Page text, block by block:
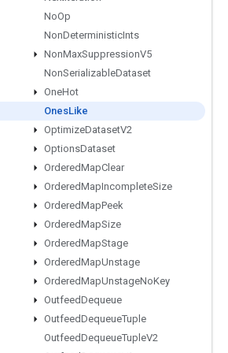
NoOp
NonDeterministicInts
NonMaxSuppressionV5
NonSerializableDataset
OneHot
OnesLike
OptimizeDatasetV2
OptionsDataset
OrderedMapClear
OrderedMapIncompleteSize
OrderedMapPeek
OrderedMapSize
OrderedMapStage
OrderedMapUnstage
OrderedMapUnstageNoKey
OutfeedDequeue
OutfeedDequeueTuple
OutfeedDequeueTupleV2